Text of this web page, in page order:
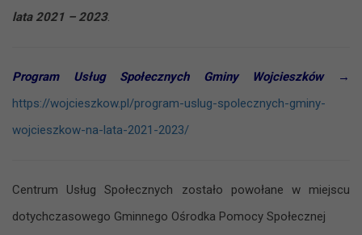
lata 2021 – 2023.
Program Usług Społecznych Gminy Wojcieszków→
https://wojcieszkow.pl/program-uslug-spolecznych-gminy-
wojcieszkow-na-lata-2021-2023/
Centrum Usług Społecznych zostało powołane w miejscu
dotychczasowego Gminnego Ośrodka Pomocy Społecznej